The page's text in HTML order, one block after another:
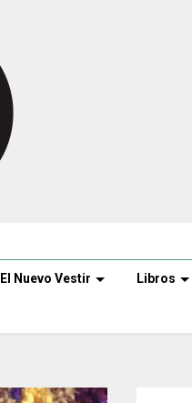
El Nuevo Vestir Libros